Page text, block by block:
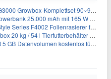
Komplettset 90×90×180 cm für 379,99€
25.000 mAh mit 165 W refurbished für 58,39€
Series F4002 Folienrasierer für 18,99€
/ 54 l Tierfutterbehälter mit Rollen für 19,99€
kostenlos für Windscribe-Pro-Nutzer